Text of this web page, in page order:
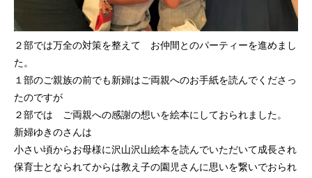
２部では万全の対策を整えて お仲間とのパーティーを進めまし
た。
１部のご親族の前でも新婦はご両親へのお手紙を読んでくださっ
たのですが
２部では ご両親への感謝の想いを絵本にしておられました。
新婦ゆきのさんは
小さい頃からお母様に沢山沢山絵本を読んでいただいて成長され
保育士となられてからは教え子の園児さんに思いを繋いでおられ